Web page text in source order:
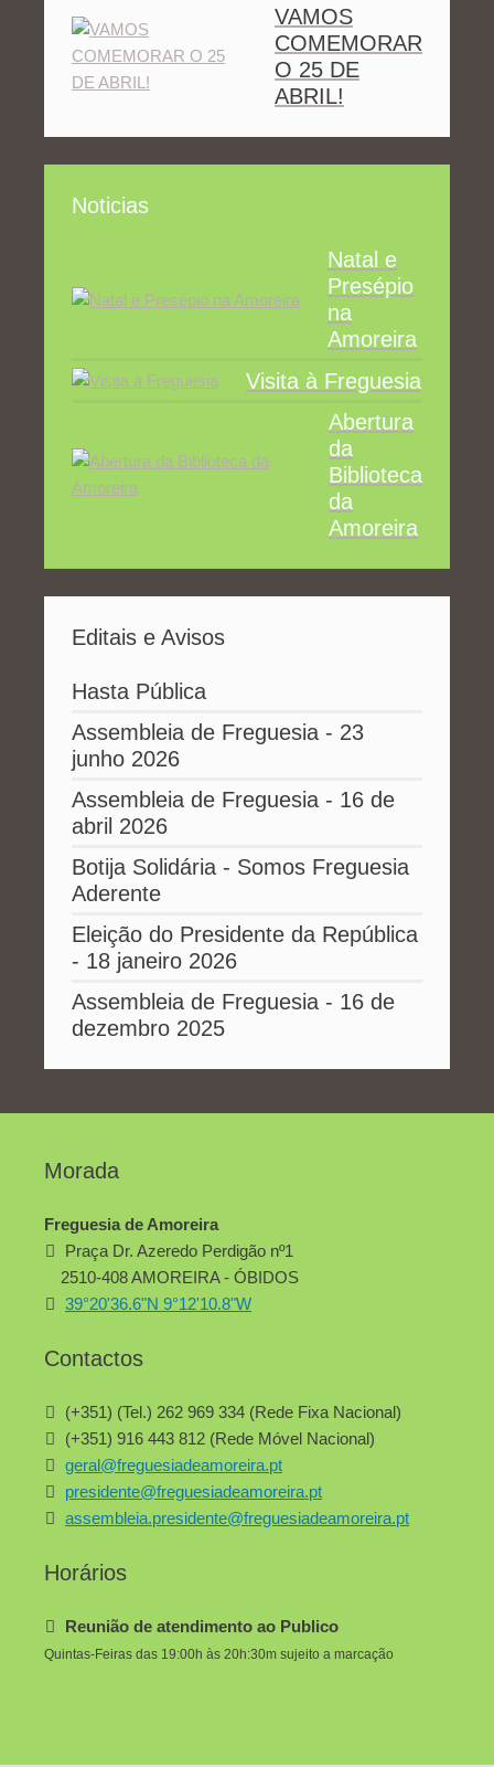
VAMOS
COMEMORAR
O 25 DE
ABRIL!
Noticias
Natal e
Presépio
na
Amoreira
Visita à Freguesia
Abertura
da
Biblioteca
da
Amoreira
Editais e Avisos
Hasta Pública
Assembleia de Freguesia - 23
junho 2026
Assembleia de Freguesia - 16 de
abril 2026
Botija Solidária - Somos Freguesia
Aderente
Eleição do Presidente da República
- 18 janeiro 2026
Assembleia de Freguesia - 16 de
dezembro 2025
Morada
Freguesia de Amoreira
Praça Dr. Azeredo Perdigão nº1
2510-408 AMOREIRA - ÓBIDOS
39°20'36.6"N 9°12'10.8"W
Contactos
(+351) (Tel.) 262 969 334 (Rede Fixa Nacional)
(+351) 916 443 812 (Rede Móvel Nacional)
geral@freguesiadeamoreira.pt
presidente@freguesiadeamoreira.pt
assembleia.presidente@freguesiadeamoreira.pt
Horários
Reunião de atendimento ao Publico
Quintas-Feiras das 19:00h às 20h:30m sujeito a marcação